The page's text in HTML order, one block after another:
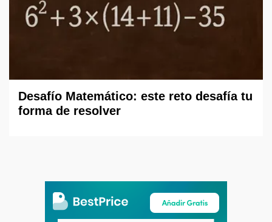
Desafío Matemático: este reto desafía tu
forma de resolver